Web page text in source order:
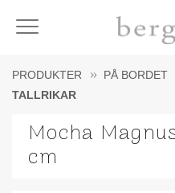
Meny
PRODUKTER PÅ BORDET
TALLRIKAR
Mocha
cm